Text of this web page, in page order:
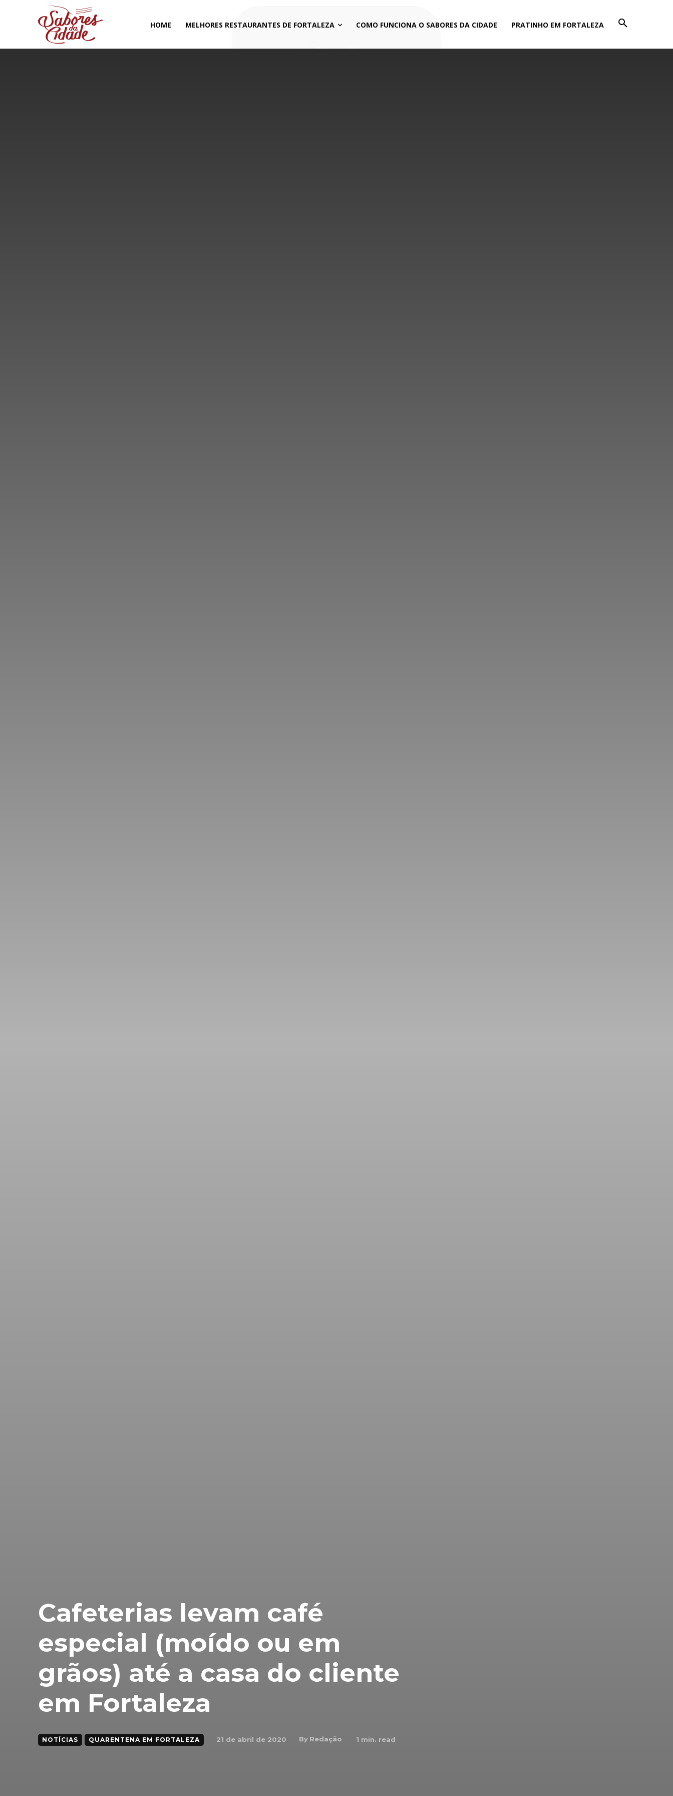
HOME MELHORES RESTAURANTES DE FORTALEZA COMO FUNCIONA O SABORES DA CIDADE PRATINHO EM FORTALEZA
Cafeterias levam café
especial (moído ou em
grãos) até a casa do cliente
em Fortaleza
NOTÍCIAS QUARENTENA EM FORTALEZA 21 de abril de 2020 By Redação 1 min. read